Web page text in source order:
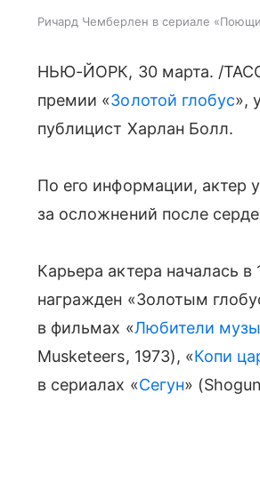
Ричард Чемберлен в сериале
НЬЮ-ЙОРК, 30 марта. /
премии «Золотой глобус»,
публицист Харлан Болл.
По его информации, актер
за осложнений после
Карьера актера началась
награжден «Золотым
в фильмах «Любители
Musketeers, 1973), «Копи
в сериалах «Сегун»